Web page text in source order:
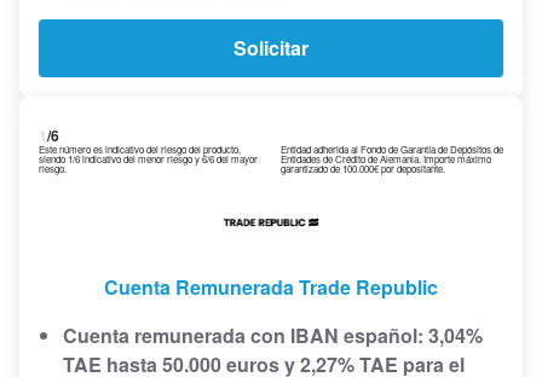
Solicitar
1/6
Este número es indicativo del riesgo del producto,
siendo 1/6 indicativo del menor riesgo y 6/6 del mayor
riesgo.
Entidad adherida al Fondo de Garantía de Depósitos de
Entidades de Crédito de Alemania. Importe máximo
garantizado de 100.000€ por depositante.
Cuenta Remunerada Trade Republic
Cuenta remunerada con IBAN español: 3,04%
TAE hasta 50.000 euros y 2,27% TAE para el